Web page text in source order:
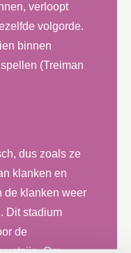
verloopt
volgorde.
binnen
(Treiman
dus zoals ze
klanken en
de klanken weer
Dit stadium
de